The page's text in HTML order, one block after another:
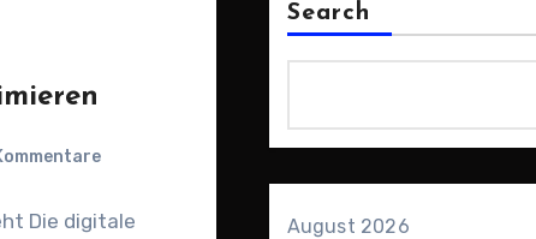
Die digitale
Search
August 2026